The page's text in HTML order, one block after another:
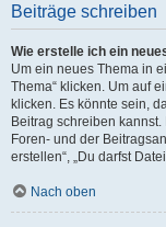
Beiträge schreiben
Wie erstelle ich ein
Um ein neues Thema in
Thema“ klicken. Um auf
klicken. Es könnte sein,
Beitrag schreiben
Foren- und der
erstellen“, „Du darfst
Nach oben